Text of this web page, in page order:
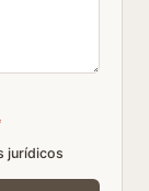
jurídicos